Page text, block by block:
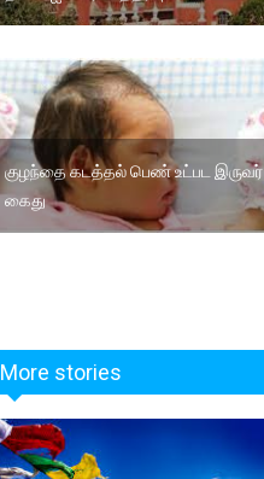
குழந்தை கடத்தல் பெண் உட்பட இருவர்
கைது
More stories